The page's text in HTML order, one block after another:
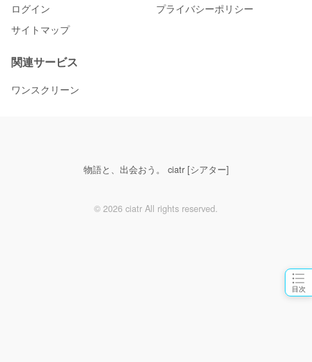
目次
ログイン
プライバシーポリシー
サイトマップ
関連サービス
ワンスクリーン
物語と、出会おう。 ciatr [シアター]
© 2026 ciatr All rights reserved.